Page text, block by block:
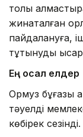
толық
жинақталған
пайдалануға,
тұтынуды
Ең осал елдер
Ормуз бұғазы
тәуелді
көбірек сезінді.